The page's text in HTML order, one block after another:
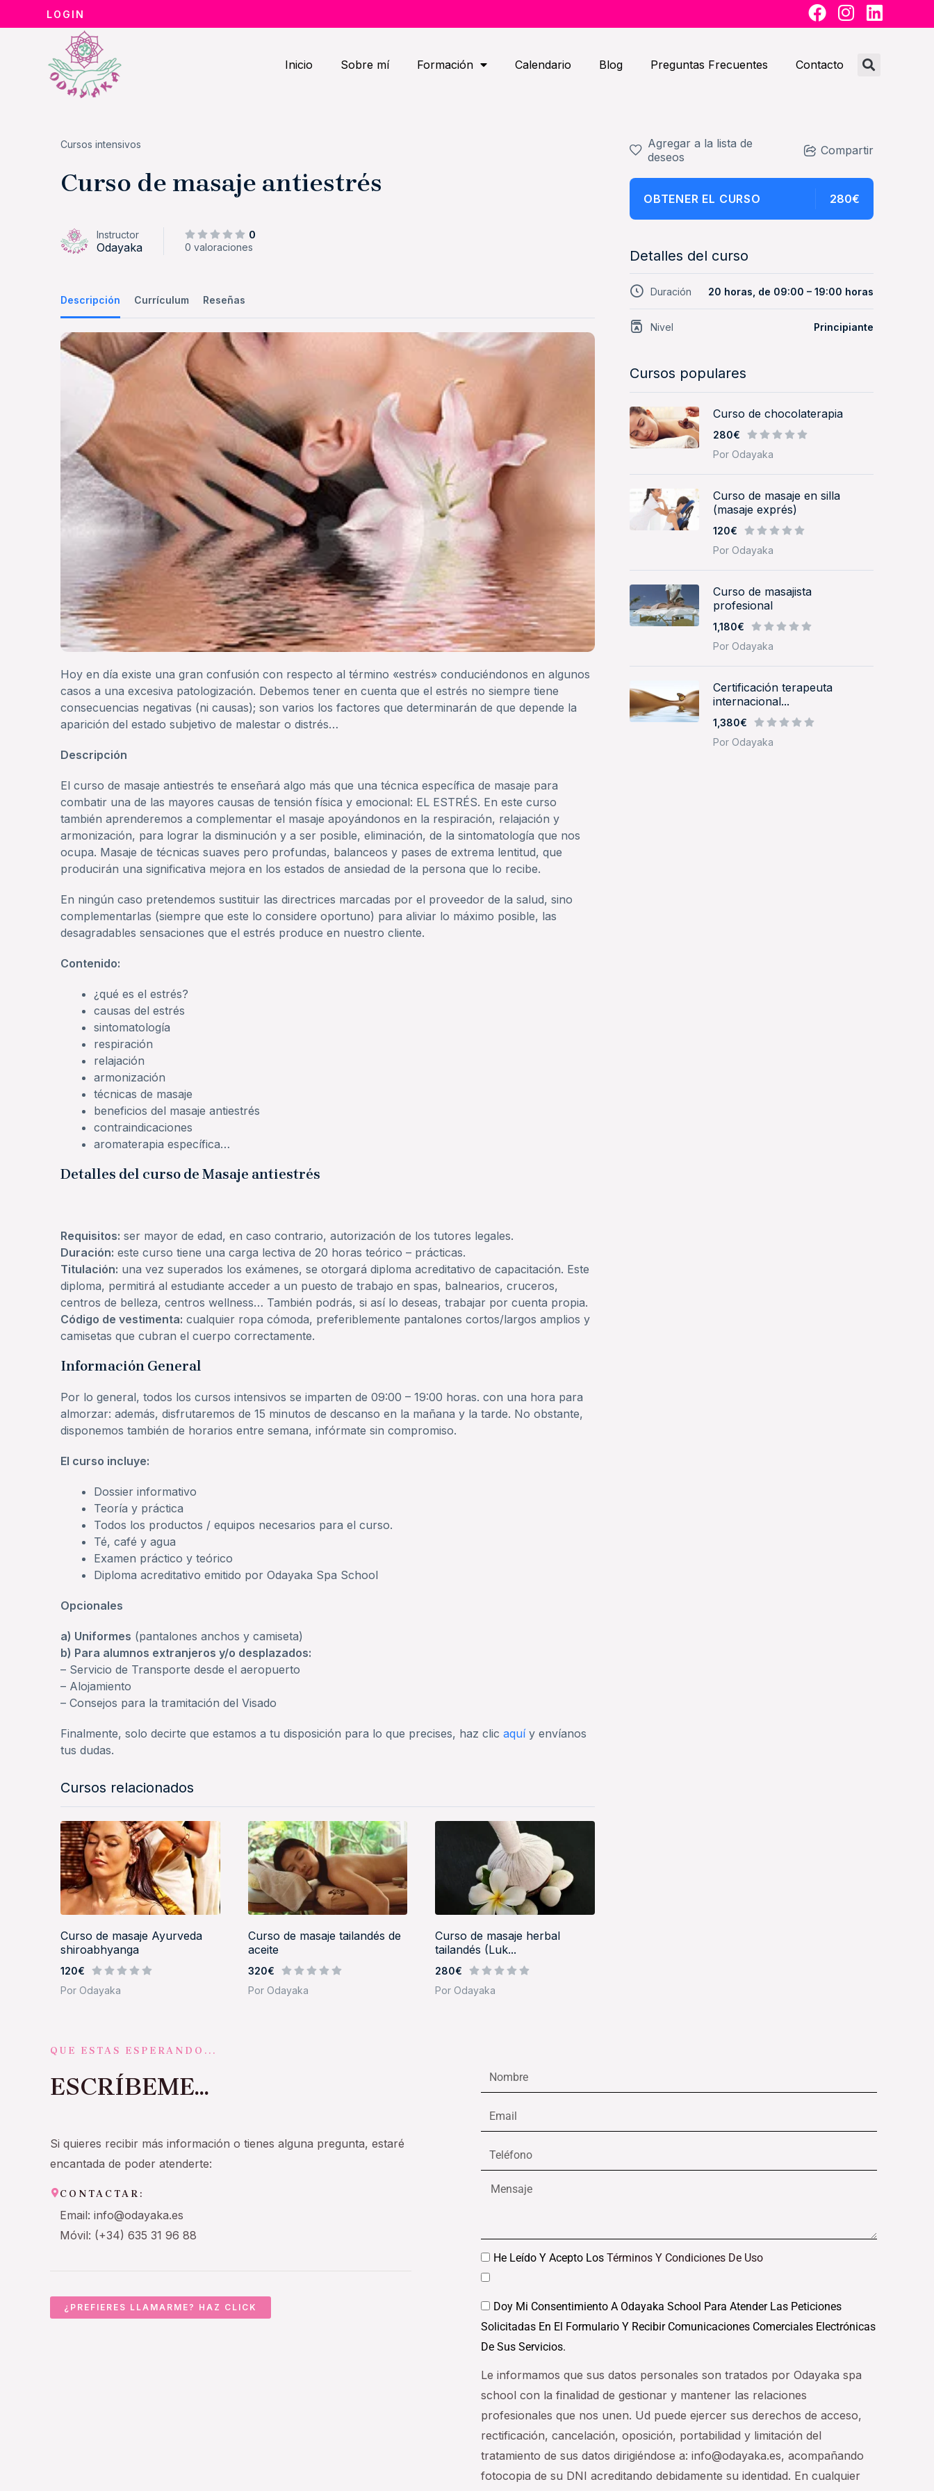
al
LOGIN
F
a
e
I
n
m
L
i
Inicio Sobre mí Formación Calendario Blog Preguntas Frecuentes Contacto
Cursos intensivos
Curso de masaje antiestrés
Instructor
Odayaka
0
0 valoraciones
Descripción Currículum Reseñas
Hoy en día existe una gran confusión con respecto al término «estrés» conduciéndonos en algunos
casos a una excesiva patologización. Debemos tener en cuenta que el estrés no siempre tiene
consecuencias negativas (ni causas); son varios los factores que determinarán de que depende la
aparición del estado subjetivo de malestar o distrés…
Descripción
El curso de masaje antiestrés te enseñará algo más que una técnica específica de masaje para
combatir una de las mayores causas de tensión física y emocional: EL ESTRÉS. En este curso
también aprenderemos a complementar el masaje apoyándonos en la respiración, relajación y
armonización, para lograr la disminución y a ser posible, eliminación, de la sintomatología que nos
ocupa. Masaje de técnicas suaves pero profundas, balanceos y pases de extrema lentitud, que
producirán una significativa mejora en los estados de ansiedad de la persona que lo recibe.
En ningún caso pretendemos sustituir las directrices marcadas por el proveedor de la salud, sino
complementarlas (siempre que este lo considere oportuno) para aliviar lo máximo posible, las
desagradables sensaciones que el estrés produce en nuestro cliente.
Contenido:
¿qué es el estrés?
causas del estrés
sintomatología
respiración
relajación
armonización
técnicas de masaje
beneficios del masaje antiestrés
contraindicaciones
aromaterapia específica…
Detalles del curso de Masaje antiestrés
Requisitos: ser mayor de edad, en caso contrario, autorización de los tutores legales.
Duración: este curso tiene una carga lectiva de 20 horas teórico – prácticas.
Titulación: una vez superados los exámenes, se otorgará diploma acreditativo de capacitación. Este
diploma, permitirá al estudiante acceder a un puesto de trabajo en spas, balnearios, cruceros,
centros de belleza, centros wellness… También podrás, si así lo deseas, trabajar por cuenta propia.
Código de vestimenta: cualquier ropa cómoda, preferiblemente pantalones cortos/largos amplios y
camisetas que cubran el cuerpo correctamente.
Información General
Por lo general, todos los cursos intensivos se imparten de 09:00 – 19:00 horas. con una hora para
almorzar: además, disfrutaremos de 15 minutos de descanso en la mañana y la tarde. No obstante,
disponemos también de horarios entre semana, infórmate sin compromiso.
El curso incluye:
Dossier informativo
Teoría y práctica
Todos los productos / equipos necesarios para el curso.
Té, café y agua
Examen práctico y teórico
Diploma acreditativo emitido por Odayaka Spa School
Opcionales
a) Uniformes (pantalones anchos y camiseta)
b) Para alumnos extranjeros y/o desplazados:
– Servicio de Transporte desde el aeropuerto
– Alojamiento
– Consejos para la tramitación del Visado
Finalmente, solo decirte que estamos a tu disposición para lo que precises, haz clic aquíy envíanos
tus dudas.
Cursos relacionados
Curso de masaje Ayurveda
shiroabhyanga
120€
Por Odayaka
Curso de masaje tailandés de
aceite
320€
Por Odayaka
Curso de masaje herbal
tailandés (Luk...
280€
Por Odayaka
Agregar a la lista de
deseos
Compartir
OBTENER EL CURSO 280€
Detalles del curso
Duración 20 horas, de 09:00 – 19:00 horas
Nivel Principiante
Cursos populares
Curso de chocolaterapia
280€
Por Odayaka
Curso de masaje en silla
(masaje exprés)
120€
Por Odayaka
Curso de masajista
profesional
1,180€
Por Odayaka
Certificación terapeuta
internacional...
1,380€
Por Odayaka
QUE ESTAS ESPERANDO...
ESCRÍBEME...
Si quieres recibir más información o tienes alguna pregunta, estaré
encantada de poder atenderte:
CONTACTAR:
Email: info@odayaka.es
Móvil: (+34) 635 31 96 88
¿PREFIERES LLAMARME? HAZ CLICK
Nombre
Email
Teléfono
Mensaje
Datos
He Leído Y Acepto Los Términos Y Condiciones De Uso
Datos
Doy Mi Consentimiento A Odayaka School Para Atender Las Peticiones
Solicitadas En El Formulario Y Recibir Comunicaciones Comerciales Electrónicas
De Sus Servicios.
Le informamos que sus datos personales son tratados por Odayaka spa
school con la finalidad de gestionar y mantener las relaciones
profesionales que nos unen. Ud puede ejercer sus derechos de acceso,
rectificación, cancelación, oposición, portabilidad y limitación del
tratamiento de sus datos dirigiéndose a: info@odayaka.es, acompañando
fotocopia de su DNI acreditando debidamente su identidad. En cualquier